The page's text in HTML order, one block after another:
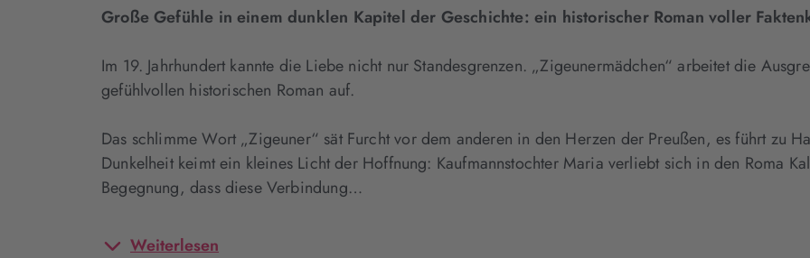
Große Gefühle in einem dunklen Kapitel der Geschichte: ein historischer Roman voller
Im 19. Jahrhundert kannte die Liebe nicht nur Standesgrenzen. „Zigeunermädchen“ arbeitet die
gefühlvollen historischen Roman auf.
Das schlimme Wort „Zigeuner“ sät Furcht vor dem anderen in den Herzen der Preußen, es führt zu
Dunkelheit keimt ein kleines Licht der Hoffnung: Kaufmannstochter Maria verliebt sich in den Roma
Begegnung, dass diese Verbindung…
Weiterlesen